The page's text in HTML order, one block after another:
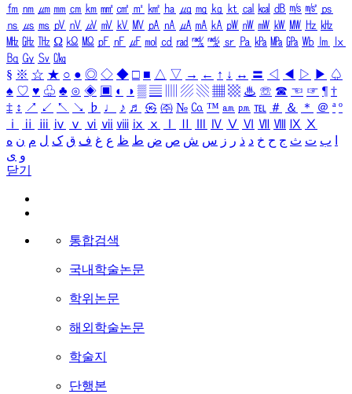
㎙ ㎚ ㎛ ㎜ ㎝ ㎞ ㎟ ㎠ ㎡ ㎢ ㏊ ㎍ ㎎ ㎏ ㏏ ㎈ ㎉ ㏈ ㎧ ㎨ ㎰
㎱ ㎲ ㎳ ㎴ ㎵ ㎶ ㎷ ㎸ ㎹ ㎀ ㎁ ㎂ ㎃ ㎄ ㎺ ㎻ ㎽ ㎾ ㎿ ㎐ ㎑
㎒ ㎓ ㎔ Ω ㏀ ㏁ ㎊ ㎋ ㎌ ㏖ ㏅ ㎭ ㎮ ㎯ ㏛ ㎩ ㎪ ㎫ ㎬ ㏝ ㏐
㏓
㏃ ㏉ ㏜ ㏆
§ ※ ☆ ★ ○ ● ◎ ◇ ◆ □ ■ △ ▽ → ← ↑ ↓ ↔ 〓 ◁ ◀ ▷ ▶ ♤
♠ ♡ ♥ ♧ ♣ ⊙ ◈ ▣ ◐ ◑ ▒ ▤ ▨ ▧ ▦ ▩ ♨ ☏ ☎ ☜ ☞ ¶ †
‡ ↕ ↗ ↙ ↖ ↘ ♭ ♩ ♪ ♬ ㉿ ㈜ № ㏇ ™ ㏂ ㏘ ℡ ＃ ＆ ＊ ＠ ª º
ⅰ
ⅱ ⅲ ⅳ ⅴ ⅵ ⅶ ⅷ ⅸ ⅹ Ⅳ Ⅴ Ⅵ Ⅶ Ⅷ Ⅸ Ⅹ
ب ت ث ج ح خ د ذ ر ز س ش ص ض ط ظ ع غ ف ق ک ل م ن ه
و ی
닫기
통합검색
국내학술논문
학위논문
해외학술논문
학술지
단행본